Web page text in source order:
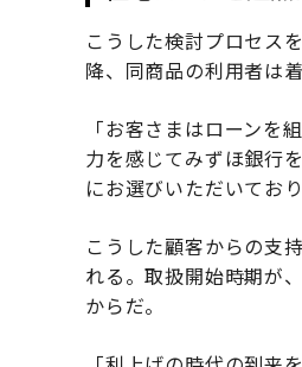
こうした検討プロセス
降、同商品の利用者は
「お客さまはローン
力を感じてみずほ銀行
にお選びいただいており
こうした顧客からの支
れる。取扱開始時期が
からだ。